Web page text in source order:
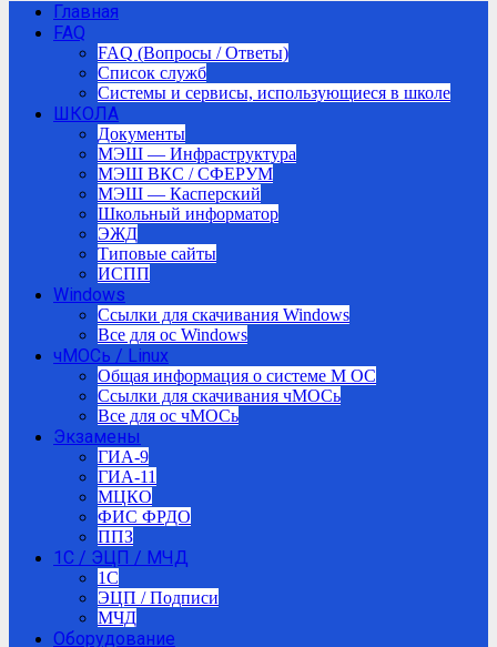
Главная
FAQ
FAQ (Вопросы / Ответы)
Список служб
Системы и сервисы, использующиеся в школе
ШКОЛА
Документы
МЭШ — Инфраструктура
МЭШ ВКС / СФЕРУМ
МЭШ — Касперский
Школьный информатор
ЭЖД
Типовые сайты
ИСПП
Windows
Ссылки для скачивания Windows
Все для ос Windows
чМОСь / Linux
Общая информация о системе М ОС
Ссылки для скачивания чМОСь
Все для ос чМОСь
Экзамены
ГИА-9
ГИА-11
МЦКО
ФИС ФРДО
ППЗ
1С / ЭЦП / МЧД
1C
ЭЦП / Подписи
МЧД
Оборудование